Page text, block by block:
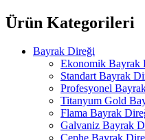
Ürün Kategorileri
Bayrak Direği
Ekonomik Bayrak
Standart Bayrak
Profesyonel
Titanyum Gold
Flama Bayrak
Galvaniz Bayrak